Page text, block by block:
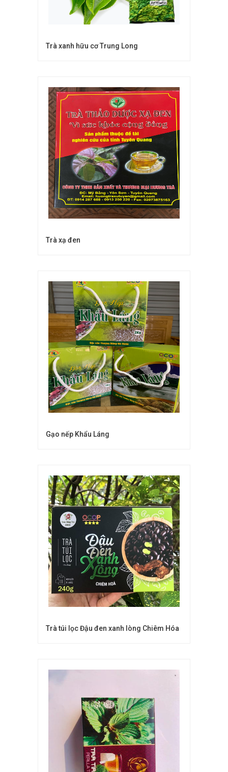
Trà xanh hữu cơ Trung Long
Trà xạ đen
Gạo nếp Khẩu Láng
Trà túi lọc Đậu đen xanh lòng Chiêm Hóa